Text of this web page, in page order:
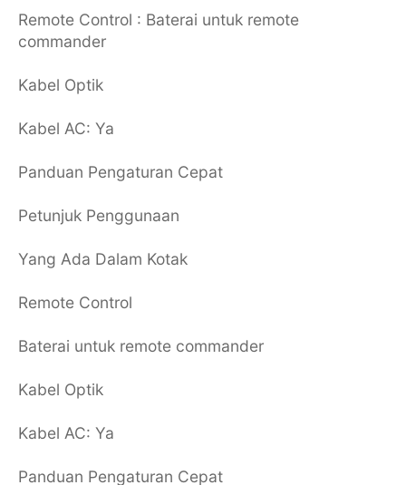
Remote Control : Baterai untuk remote
commander
Kabel Optik
Kabel AC: Ya
Panduan Pengaturan Cepat
Petunjuk Penggunaan
Yang Ada Dalam Kotak
Remote Control
Baterai untuk remote commander
Kabel Optik
Kabel AC: Ya
Panduan Pengaturan Cepat